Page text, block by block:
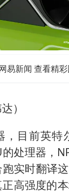
易新闻 查看精
）
，目前英特
处理器，
实时翻译
高强度的